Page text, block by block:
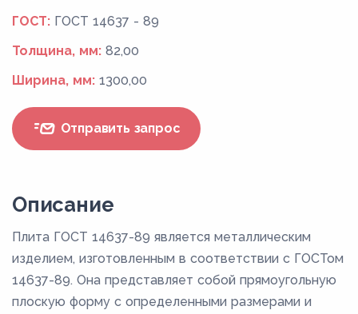
ГОСТ: ГОСТ 14637 - 89
Толщина, мм: 82,00
Ширина, мм: 1300,00
Отправить запрос
Описание
Плита ГОСТ 14637-89 является металлическим
изделием, изготовленным в соответствии с ГОСТом
14637-89. Она представляет собой прямоугольную
плоскую форму с определенными размерами и